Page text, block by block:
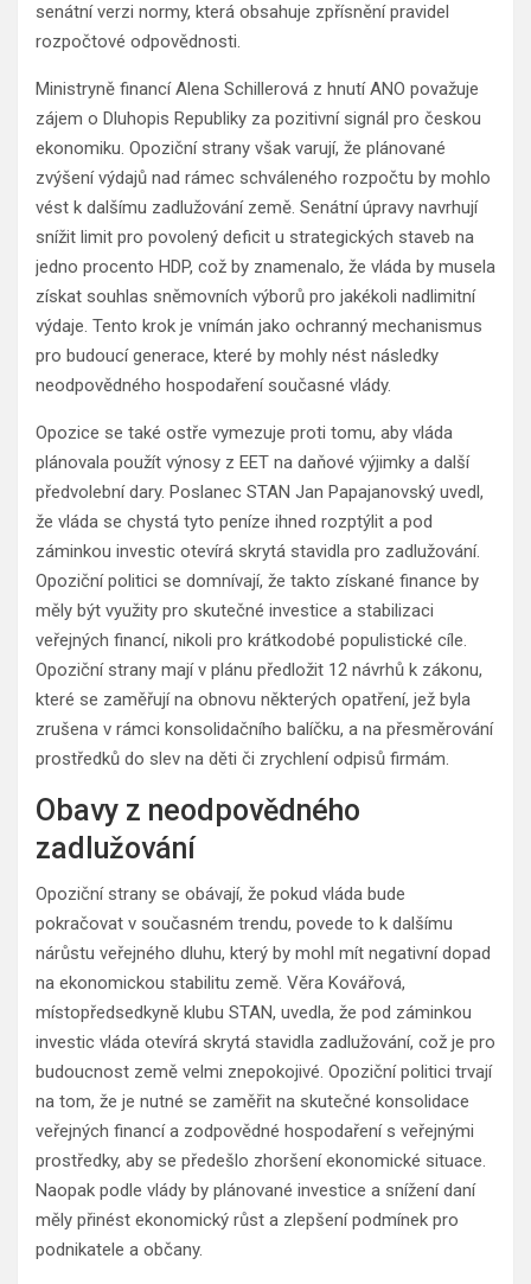
senátní verzi normy, která obsahuje zpřísnění pravidel
rozpočtové odpovědnosti.
Ministryně financí Alena Schillerová z hnutí ANO považuje
zájem o Dluhopis Republiky za pozitivní signál pro českou
ekonomiku. Opoziční strany však varují, že plánované
zvýšení výdajů nad rámec schváleného rozpočtu by mohlo
vést k dalšímu zadlužování země. Senátní úpravy navrhují
snížit limit pro povolený deficit u strategických staveb na
jedno procento HDP, což by znamenalo, že vláda by musela
získat souhlas sněmovních výborů pro jakékoli nadlimitní
výdaje. Tento krok je vnímán jako ochranný mechanismus
pro budoucí generace, které by mohly nést následky
neodpovědného hospodaření současné vlády.
Opozice se také ostře vymezuje proti tomu, aby vláda
plánovala použít výnosy z EET na daňové výjimky a další
předvolební dary. Poslanec STAN Jan Papajanovský uvedl,
že vláda se chystá tyto peníze ihned rozptýlit a pod
záminkou investic otevírá skrytá stavidla pro zadlužování.
Opoziční politici se domnívají, že takto získané finance by
měly být využity pro skutečné investice a stabilizaci
veřejných financí, nikoli pro krátkodobé populistické cíle.
Opoziční strany mají v plánu předložit 12 návrhů k zákonu,
které se zaměřují na obnovu některých opatření, jež byla
zrušena v rámci konsolidačního balíčku, a na přesměrování
prostředků do slev na děti či zrychlení odpisů firmám.
Obavy z neodpovědného
zadlužování
Opoziční strany se obávají, že pokud vláda bude
pokračovat v současném trendu, povede to k dalšímu
nárůstu veřejného dluhu, který by mohl mít negativní dopad
na ekonomickou stabilitu země. Věra Kovářová,
místopředsedkyně klubu STAN, uvedla, že pod záminkou
investic vláda otevírá skrytá stavidla zadlužování, což je pro
budoucnost země velmi znepokojivé. Opoziční politici trvají
na tom, že je nutné se zaměřit na skutečné konsolidace
veřejných financí a zodpovědné hospodaření s veřejnými
prostředky, aby se předešlo zhoršení ekonomické situace.
Naopak podle vlády by plánované investice a snížení daní
měly přinést ekonomický růst a zlepšení podmínek pro
podnikatele a občany.